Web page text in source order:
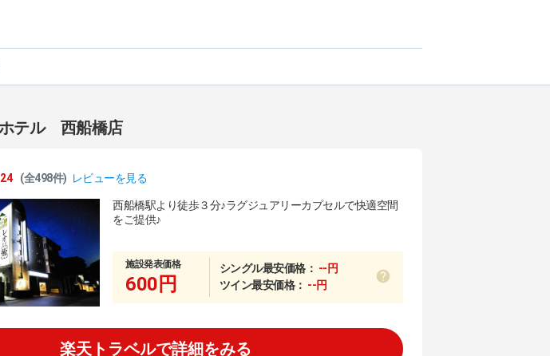
テル 西船橋店
(全498件) レビューを見る
西船橋駅より徒歩３分♪ラグジュアリーカプセルで快適空間
をご提供♪
施設発表価格
600円
シングル最安価格： --円
ツイン最安価格： --円
楽天トラベルで詳細をみる